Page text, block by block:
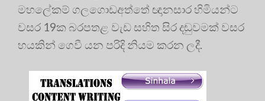
මහලේකම් ගලගොඩඅත්තේ ඥානසාර හිමියන්ට
වසර 19ක බරපතළ වැඩ සහිත සිර දඬුවමක් වසර
හයකින් ගෙවී යන පරිදි නියම කරන ලදී.